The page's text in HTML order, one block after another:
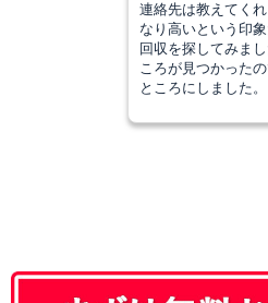
連絡先は教えてく
なり高いという印
回収を探してみま
ころが見つかった
ところにしました。